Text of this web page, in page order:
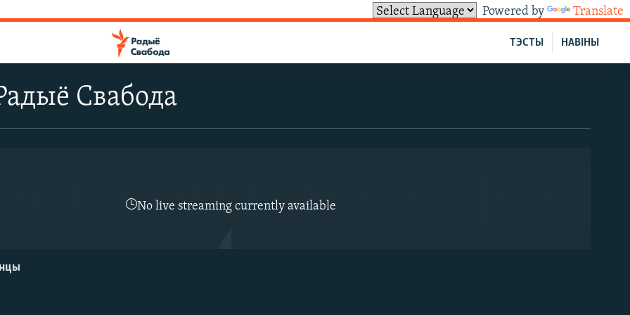
Powered by Translate
НАВІНЫ
ТЭСТЫ
Свабода
No live streaming currently available